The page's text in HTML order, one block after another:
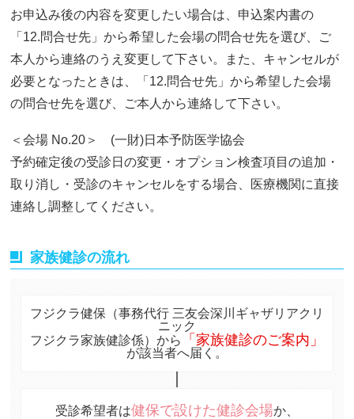
お申込み後の内容を変更したい場合は、申込案内書の
「12.問合せ先」から希望した会場の問合せ先を選び、ご
本人から連絡のうえ変更して下さい。また、キャンセルが
必要となったときは、「12.問合せ先」から希望した会場
の問合せ先を選び、ご本人から連絡して下さい。
＜会場 No.20＞ (一財)日本予防医学協会
予約確定後の受診日の変更・オプション検査項目の追加・
取り消し・受診のキャンセルをする場合、医療機関に直接
連絡し調整してください。
家族健診の流れ
フジクラ健保（事務代行 三友会深川ギャザリアクリ
ニック
フジクラ家族健診係）から
「家族健診のご案内」
が該当者へ届く。
受診希望者は健保で設けた健診会場か、